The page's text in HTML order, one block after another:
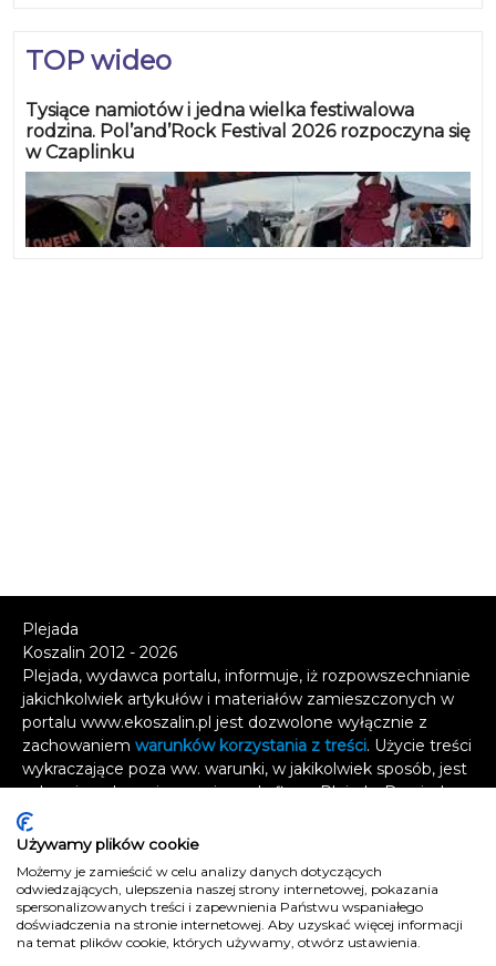
TOP wideo
Tysiące namiotów i jedna wielka festiwalowa
rodzina. Pol’and’Rock Festival 2026 rozpoczyna się
w Czaplinku
Plejada
Koszalin 2012 - 2026
Plejada, wydawca portalu, informuje, iż rozpowszechnianie
jakichkolwiek artykułów i materiałów zamieszczonych w
portalu www.ekoszalin.pl jest dozwolone wyłącznie z
zachowaniem warunków korzystania z treści. Użycie treści
wykraczające poza ww. warunki, w jakikolwiek sposób, jest
zabronione bez pisemnej zgody firmy Plejada. Dowiedz
się, w jaki sposób możesz uzyskać
wykorzystanie treści.
Naruszenie tych zasad jest łamaniem prawa i grozi
odpowiedzialnością karną.
Wszelkie prawa zastrzeżone.
Używamy plików cookie
Możemy je zamieścić w celu analizy danych dotyczących
odwiedzających, ulepszenia naszej strony internetowej, pokazania
spersonalizowanych treści i zapewnienia Państwu wspaniałego
doświadczenia na stronie internetowej. Aby uzyskać więcej informacji
na temat plików cookie, których używamy, otwórz ustawienia.